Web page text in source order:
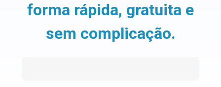
forma rápida, gratuita e
sem complicação.